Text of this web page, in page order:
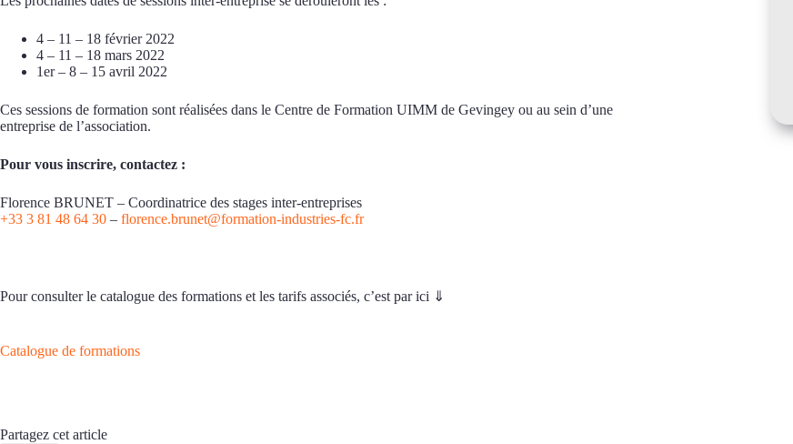
4 – 11 – 18 février 2022
4 – 11 – 18 mars 2022
1er – 8 – 15 avril 2022
Ces sessions de formation sont réalisées dans le Centre de Formation UIMM de Gevingey ou au sein d’une
entreprise de l’association.
Pour vous inscrire, contactez :
Florence BRUNET – Coordinatrice des stages inter-entreprises
+33 3 81 48 64 30 – florence.brunet@formation-industries-fc.fr
Pour consulter le catalogue des formations et les tarifs associés, c’est par ici ⇓
Catalogue de formations
Partagez cet article